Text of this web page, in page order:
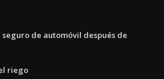
de automóvil después de
riego